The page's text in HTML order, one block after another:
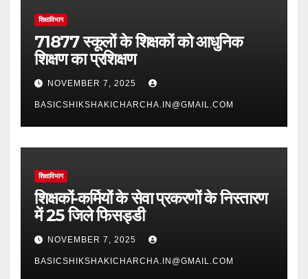
शिक्षाविभाग
71877 स्कूलों के शिक्षकों को आधुनिक
शिक्षण का प्रशिक्षण
NOVEMBER 7, 2025
BASICSHIKSHAKICHARCHA.IN@GMAIL.COM
शिक्षाविभाग
शिक्षकों-कर्मियों के सेवा प्रकरणों के निस्तारण
में 25 जिले फिसड्डी
NOVEMBER 7, 2025
BASICSHIKSHAKICHARCHA.IN@GMAIL.COM